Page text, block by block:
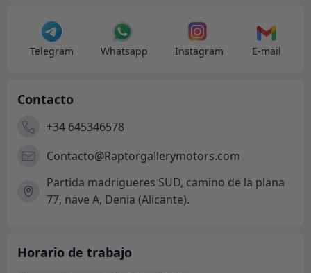
Telegram Whatsapp Instagram E-mail
Contacto
+34 645346578
Contacto@Raptorgallerymotors.com
Partida madrigueres SUD, camino de la plana
77, nave A, Denia (Alicante).
Horario de trabajo